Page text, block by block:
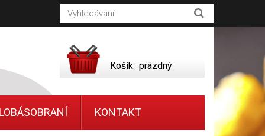
Košík: prázdný
KONTAKT